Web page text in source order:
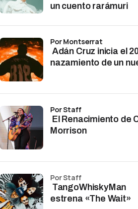
un cuento rarámuri
Adán Cruz inicia el
nazamiento de un
por Montserrat
El Renacimiento de
Morrison
por Staff
TangoWhiskyMan
estrena «The Wait»
por Staff